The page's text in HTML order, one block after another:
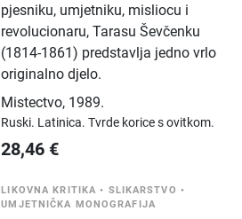
pjesniku, umjetniku, misliocu i
revolucionaru, Tarasu Ševčenku
(1814-1861) predstavlja jedno vrlo
originalno djelo.
Mistectvo, 1989.
Ruski. Latinica.Tvrde korice s ovitkom.
28,46 €
LIKOVNA KRITIKA • SLIKARSTVO •
UMJETNIČKA MONOGRAFIJA